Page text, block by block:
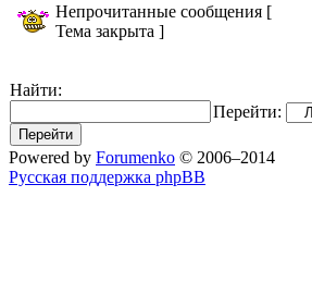
Непрочитанные сообщения [
Тема закрыта ]
Найти:
Перейти:
Powered by Forumenko © 2006–2014
Русская поддержка phpBB